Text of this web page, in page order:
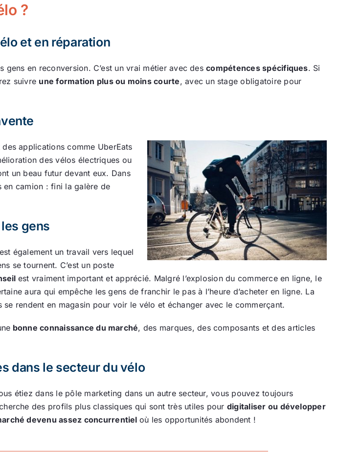
?
et en réparation
gens en reconversion. C’est un vrai métier avec descompétences spécifiques. Si
suivre une formation plus ou moins courte, avec un stage obligatoire pour
applications comme UberEats
des vélos électriques ou
un beau futur devant eux. Dans
en camion : fini la galère de
gens
également un travail vers lequel
se tournent. C’est un poste
est vraiment important et apprécié. Malgré l’explosion du commerce en ligne, le
aura qui empêche les gens de franchir le pas à l’heure d’acheter en ligne. La
se rendent en magasin pour voir le vélo et échanger avec le commerçant.
bonne connaissance du marché, des marques, des composants et des articles
dans le secteur du vélo
étiez dans le pôle marketing dans un autre secteur, vous pouvez toujours
des profils plus classiques qui sont très utiles pour digitaliser ou développer
devenu assez concurrentiel où les opportunités abondent !